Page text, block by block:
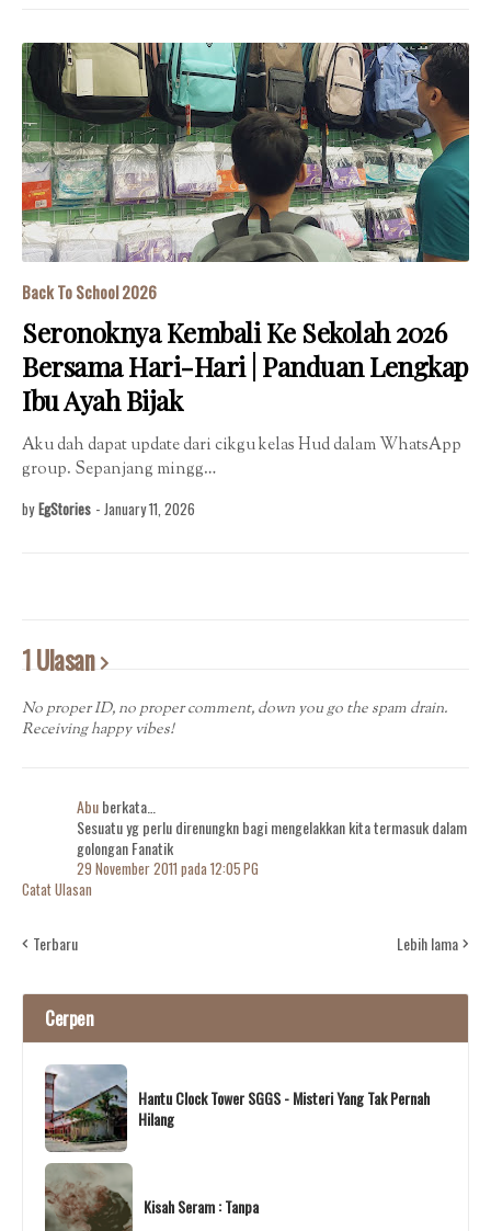
Back To School 2026
Seronoknya Kembali Ke Sekolah 2026
Bersama Hari-Hari | Panduan Lengkap
Ibu Ayah Bijak
Aku dah dapat update dari cikgu kelas Hud dalam WhatsApp
group. Sepanjang mingg…
by EgStories - January 11, 2026
1 Ulasan
No proper ID, no proper comment, down you go the spam drain.
Receiving happy vibes!
Abuberkata…
Sesuatu yg perlu direnungkn bagi mengelakkan kita termasuk dalam
golongan Fanatik
29 November 2011 pada 12:05 PG
Catat Ulasan
Terbaru Lebih lama
Cerpen
Hantu Clock Tower SGGS - Misteri Yang Tak Pernah
Hilang
Kisah Seram : Tanpa